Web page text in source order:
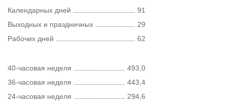
Календарных дней
91
Выходных и праздничных
29
Рабочих дней
62
40-часовая неделя
493,0
36-часовая неделя
443,4
24-часовая неделя
294,6